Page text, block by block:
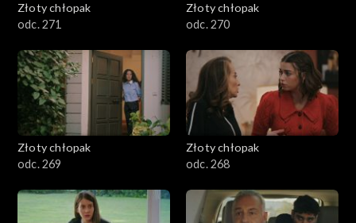
Złoty chłopak
odc. 271
Złoty chłopak
odc. 270
Złoty chłopak
odc. 269
Złoty chłopak
odc. 268